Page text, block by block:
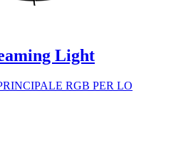
Light
RGB PER LO